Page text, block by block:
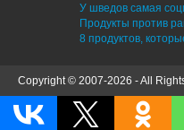
У шведов самая
Продукты против
8 продуктов,
Copyright © 2007-2026 - All